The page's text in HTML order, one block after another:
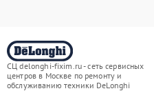
СЦ delonghi-fixim.ru - сеть сервисных
центров в Москве по ремонту и
обслуживанию техники DeLonghi